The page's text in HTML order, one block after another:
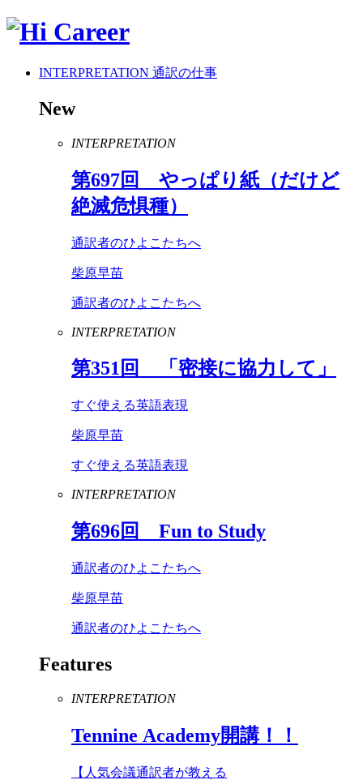
INTERPRETATION 通訳の仕事
New
INTERPRETATION
第697回 やっぱり紙（だけど
絶滅危惧種）
通訳者のひよこたちへ
柴原早苗
通訳者のひよこたちへ
INTERPRETATION
第351回 「密接に協力して」
すぐ使える英語表現
柴原早苗
すぐ使える英語表現
INTERPRETATION
第696回 Fun to Study
通訳者のひよこたちへ
柴原早苗
通訳者のひよこたちへ
Features
INTERPRETATION
Tennine Academy開講！！
【人気会議通訳者が教える